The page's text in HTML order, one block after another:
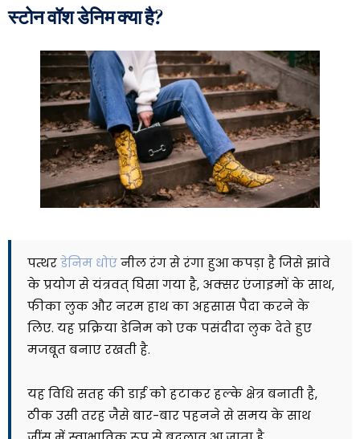
स्टोन वॉश डेनिम क्या है?
पत्थरडेनिम धोएंनील रंग से रंगा हुआ कपड़ा है जिसे झांवे
के प्रयोग से यंत्रवत् घिसा गया है, अक्सर एंजाइमों के साथ,
फीका लुक और नरम हाथ का अहसास पैदा करने के
लिए. यह प्रक्रिया डेनिम को एक पसंदीदा लुक देते हुए
मजबूत बनाए रखती है.
यह विधि सतह की डाई को हटाकर हल्के क्षेत्र बनाती है,
ठीक उसी तरह जैसे बार-बार पहनने से समय के साथ